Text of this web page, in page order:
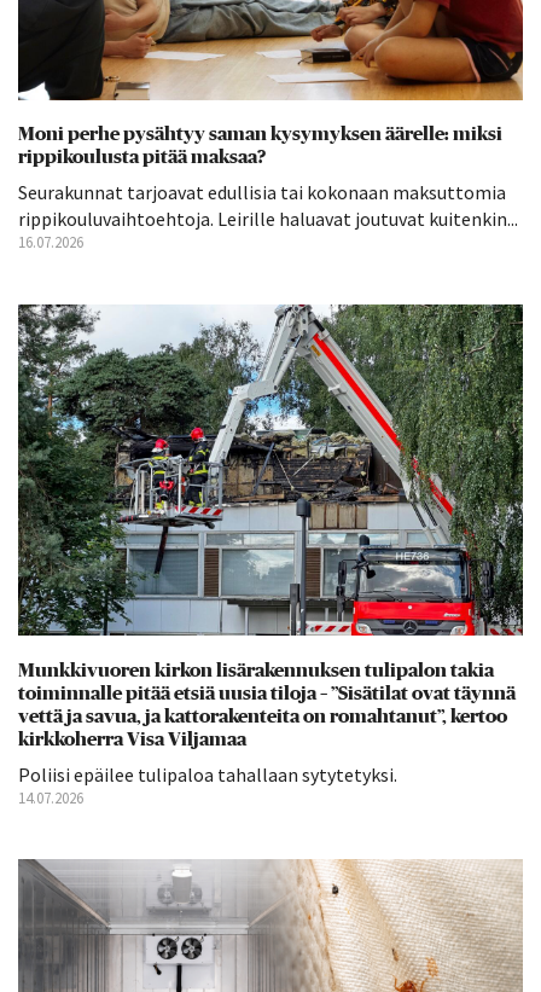
Moni perhe pysähtyy saman kysymyksen äärelle: miksi
rippikoulusta pitää maksaa?
Seurakunnat tarjoavat edullisia tai kokonaan maksuttomia
rippikouluvaihtoehtoja. Leirille haluavat joutuvat kuitenkin...
16.07.2026
Munkkivuoren kirkon lisärakennuksen tulipalon takia
toiminnalle pitää etsiä uusia tiloja – ”Sisätilat ovat täynnä
vettä ja savua, ja kattorakenteita on romahtanut”, kertoo
kirkkoherra Visa Viljamaa
Poliisi epäilee tulipaloa tahallaan sytytetyksi.
14.07.2026